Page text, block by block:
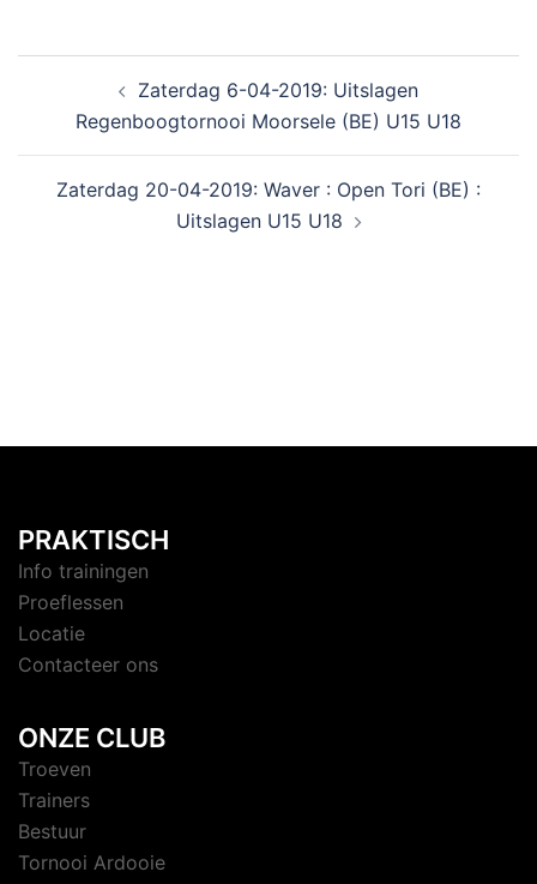
Zaterdag 6-04-2019: Uitslagen
Regenboogtornooi Moorsele (BE) U15 U18
Zaterdag 20-04-2019: Waver : Open Tori (BE) :
Uitslagen U15 U18
PRAKTISCH
Info trainingen
Proeflessen
Locatie
Contacteer ons
ONZE CLUB
Troeven
Trainers
Bestuur
Tornooi Ardooie